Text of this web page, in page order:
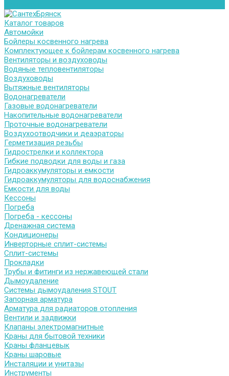
Каталог товаров
Автомойки
Бойлеры косвенного нагрева
Комплектующее к бойлерам косвенного нагрева
Вентиляторы и воздуховоды
Водяные тепловентиляторы
Воздуховоды
Вытяжные вентиляторы
Водонагреватели
Газовые водонагреватели
Накопительные водонагреватели
Проточные водонагреватели
Воздухоотводчики и деаэраторы
Герметизация резьбы
Гидрострелки и коллектора
Гибкие подводки для воды и газа
Гидроаккумуляторы и емкости
Гидроаккумуляторы для водоснабжения
Емкости для воды
Кессоны
Погреба
Погреба - кессоны
Дренажная система
Кондиционеры
Инверторные сплит-системы
Сплит-системы
Прокладки
Трубы и фитинги из нержавеющей стали
Дымоудаление
Системы дымоудаления STOUT
Запорная арматура
Арматура для радиаторов отопления
Вентили и задвижки
Клапаны электромагнитные
Краны для бытовой техники
Краны фланцевык
Краны шаровые
Инсталяции и унитазы
Инструменты